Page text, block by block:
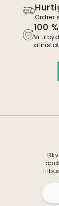
Ordrer
100
Vi